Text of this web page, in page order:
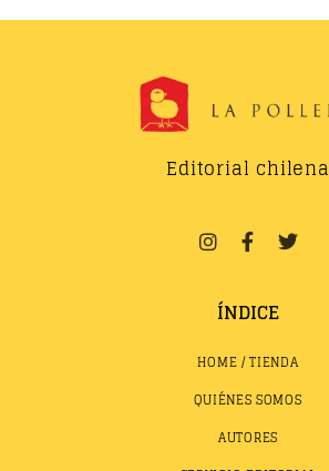
Editorial chilena
ÍNDICE
HOME / TIENDA
QUIÉNES SOMOS
AUTORES